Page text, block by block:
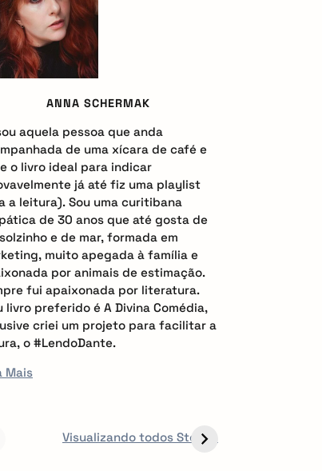
ANNA SCHERMAK
aquela pessoa que anda
de uma xícara de café e
o livro ideal para indicar
já até fiz uma playlist
a leitura). Sou uma curitibana
de 30 anos que até gosta de
e de mar, formada em
muito apegada à família e
por animais de estimação.
fui apaixonada por literatura.
livro preferido é A Divina Comédia,
criei um projeto para facilitar a
o #LendoDante.
Mais
Visualizando todos Stories
OBCECADO
TODO CREATOR